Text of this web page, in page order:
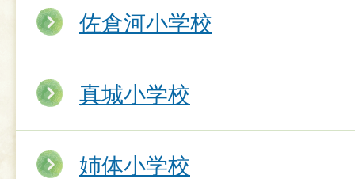
佐倉河小学校
真城小学校
姉体小学校